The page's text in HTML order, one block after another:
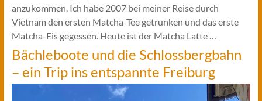
anzukommen. Ich habe 2007 bei meiner Reise durch
Vietnam den ersten Matcha-Tee getrunken und das erste
Matcha-Eis gegessen. Heute ist der Matcha Latte …
Bächleboote und die Schlossbergbahn
– ein Trip ins entspannte Freiburg